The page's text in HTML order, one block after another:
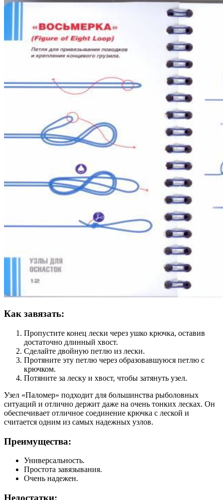
Как завязать:
Пропустите конец лески через ушко крючка, оставив
достаточно длинный хвост.
Сделайте двойную петлю из лески.
Протяните эту петлю через образовавшуюся петлю с
крючком.
Потяните за леску и хвост, чтобы затянуть узел.
Узел «Паломер» подходит для большинства рыболовных
ситуаций и отлично держит даже на очень тонких лесках. Он
обеспечивает отличное соединение крючка с леской и
считается одним из самых надежных узлов.
Преимущества:
Универсальность.
Простота завязывания.
Очень надежен.
Недостатки: